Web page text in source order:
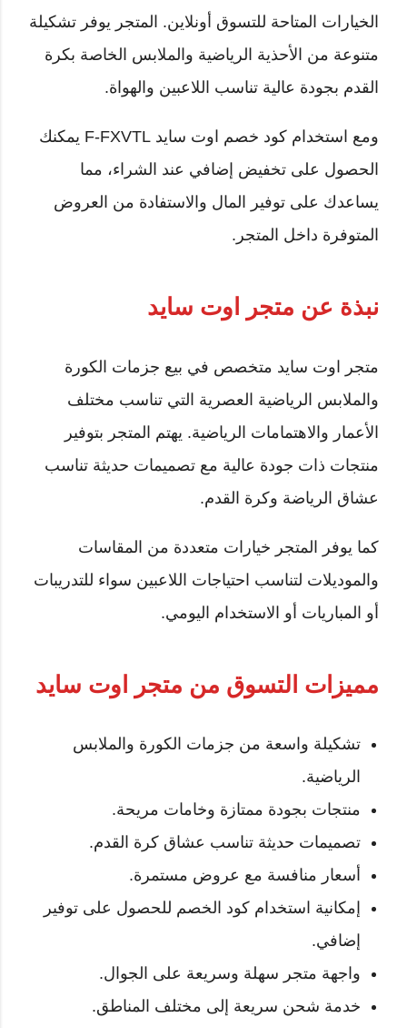
الخيارات المتاحة للتسوق أونلاين. المتجر يوفر تشكيلة
متنوعة من الأحذية الرياضية والملابس الخاصة بكرة
القدم بجودة عالية تناسب اللاعبين والهواة.
ومع استخدام كود خصم اوت سايد F-FXVTL يمكنك
الحصول على تخفيض إضافي عند الشراء، مما
يساعدك على توفير المال والاستفادة من العروض
المتوفرة داخل المتجر.
نبذة عن متجر اوت سايد
متجر اوت سايد متخصص في بيع جزمات الكورة
والملابس الرياضية العصرية التي تناسب مختلف
الأعمار والاهتمامات الرياضية. يهتم المتجر بتوفير
منتجات ذات جودة عالية مع تصميمات حديثة تناسب
عشاق الرياضة وكرة القدم.
كما يوفر المتجر خيارات متعددة من المقاسات
والموديلات لتناسب احتياجات اللاعبين سواء للتدريبات
أو المباريات أو الاستخدام اليومي.
مميزات التسوق من متجر اوت سايد
تشكيلة واسعة من جزمات الكورة والملابس
الرياضية.
منتجات بجودة ممتازة وخامات مريحة.
تصميمات حديثة تناسب عشاق كرة القدم.
أسعار منافسة مع عروض مستمرة.
إمكانية استخدام كود الخصم للحصول على توفير
إضافي.
واجهة متجر سهلة وسريعة على الجوال.
خدمة شحن سريعة إلى مختلف المناطق.